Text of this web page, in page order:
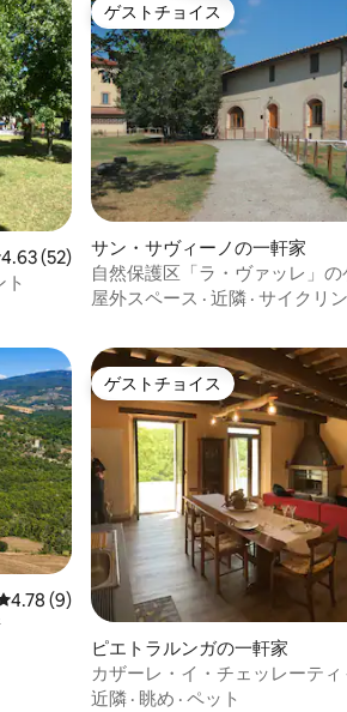
ビュー52件、5つ星中4.63つ星の平均評価
4.63 (52)
ゲストチョイス
ゲストチョイス
サン・サヴィーノの一軒家
自然保護区「ラ・ヴァッレ」の
ウス
屋外スペース · 近隣 · サイクリ
ビュー9件、5つ星中4.78つ星の平均評価
4.78 (9)
ゲストチョイス
ゲストチョイス
ピエトラルンガの一軒家
カザーレ・イ・チェッレーティ
メント La Vista - プール付き
近隣 · 眺め · ペット